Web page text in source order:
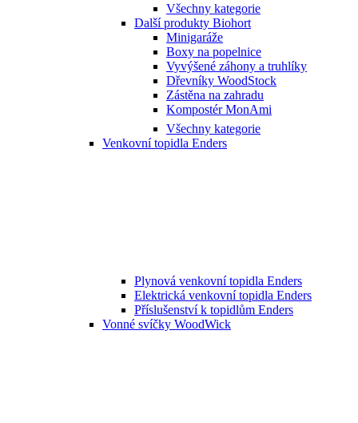
Všechny kategorie
Další produkty Biohort
Minigaráže
Boxy na popelnice
Vyvýšené záhony a truhlíky
Dřevníky WoodStock
Zástěna na zahradu
Kompostér MonAmi
Všechny kategorie
Venkovní topidla Enders
Plynová venkovní topidla Enders
Elektrická venkovní topidla Enders
Příslušenství k topidlům Enders
Vonné svíčky WoodWick